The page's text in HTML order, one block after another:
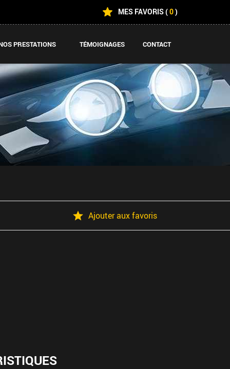
MES FAVORIS(0)
PRESTATIONS TÉMOIGNAGES CONTACT
Ajouter aux favoris